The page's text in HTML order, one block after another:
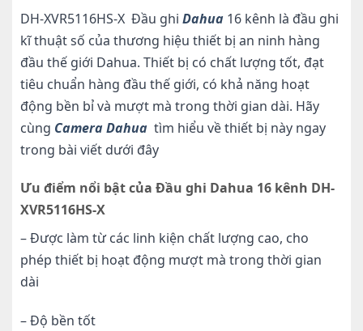
DH-XVR5116HS-X Đầu ghi Dahua 16 kênh là đầu ghi
kĩ thuật số của thương hiệu thiết bị an ninh hàng
đầu thế giới Dahua. Thiết bị có chất lượng tốt, đạt
tiêu chuẩn hàng đầu thế giới, có khả năng hoạt
động bền bỉ và mượt mà trong thời gian dài. Hãy
cùng Camera Dahua tìm hiểu về thiết bị này ngay
trong bài viết dưới đây
Ưu điểm nổi bật của Đầu ghi Dahua 16 kênh DH-
XVR5116HS-X
– Được làm từ các linh kiện chất lượng cao, cho
phép thiết bị hoạt động mượt mà trong thời gian
dài
– Độ bền tốt